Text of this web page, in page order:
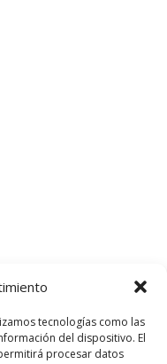
tecnologías como las
del dispositivo. El
procesar datos